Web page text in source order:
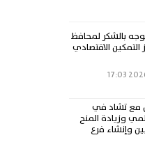
بالشكر لمحافظ
الاقتصادي
مع تشاد في
وزيادة المنح
وإنشاء فرع